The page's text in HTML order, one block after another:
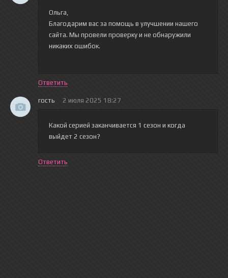
Ольга,
Благодарим вас за помощь в улучшении нашего
сайта. Мы провели проверку и не обнаружили
никаких ошибок.
Ответить
гость 2 июля 2025 18:27
Какой серией заканчивается 1 сезон и когда
выйдет 2 сезон?
Ответить